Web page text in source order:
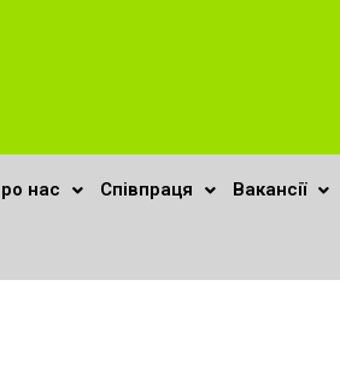
нас Співпраця Вакансії